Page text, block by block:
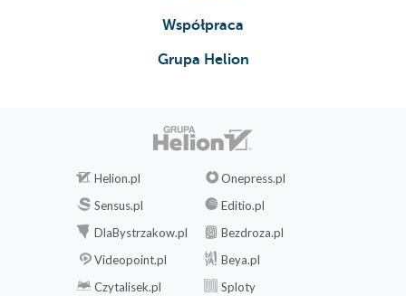
Współpraca
Grupa Helion
Helion.pl
Onepress.pl
Sensus.pl
Editio.pl
DlaBystrzakow.pl
Bezdroza.pl
Videopoint.pl
Beya.pl
Czytalisek.pl
Sploty